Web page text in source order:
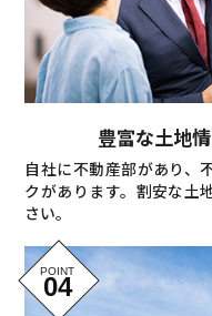
豊富な土地
自社に不動産部があり、
クがあります。割安な土
さい。